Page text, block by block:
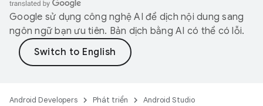
Google sử dụng công nghệ AI để dịch nội dung sang
ngôn ngữ bạn ưu tiên. Bản dịch bằng AI có thể có lỗi.
Android Developers Phát triển
Android Studio